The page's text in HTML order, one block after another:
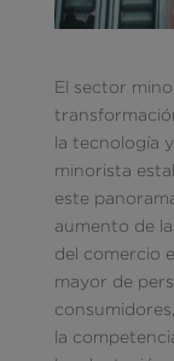
El sector
la tecnología
minorista
este
aumento de
del comercio
mayor de
la